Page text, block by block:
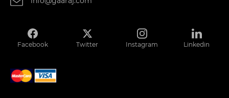
Facebook Twitter Instagram Linkedin